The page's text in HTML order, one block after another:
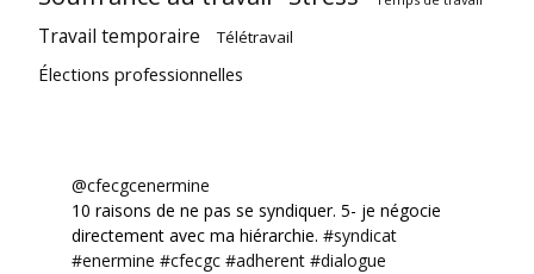
Travail temporaire Télétravail
Élections professionnelles
@cfecgcenermine
10 raisons de ne pas se syndiquer. 5- je négocie
directement avec ma hiérarchie. #syndicat
#enermine #cfecgc #adherent #dialogue